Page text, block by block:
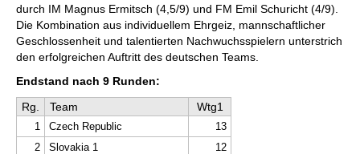
durch IM Magnus Ermitsch (4,5/9) und FM Emil Schuricht (4/9).
Die Kombination aus individuellem Ehrgeiz, mannschaftlicher
Geschlossenheit und talentierten Nachwuchsspielern unterstrich
den erfolgreichen Auftritt des deutschen Teams.
Endstand nach 9 Runden:
Rg.
Team Wtg1
1 Czech Republic
13
2
Slovakia 1
12